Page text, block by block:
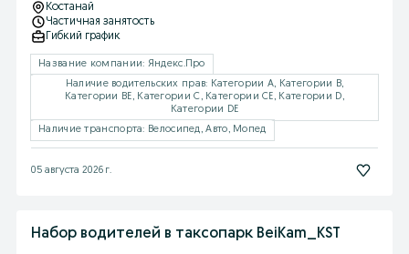
Костанай
Частичная занятость
Гибкий график
Название компании: Яндекс.Про
Наличие водительских прав: Категории A, Категории B,
Категории BE, Категории C, Категории CE, Категории D,
Категории DE
Наличие транспорта: Велосипед, Авто, Мопед
05 августа 2026 г.
Набор водителей в таксопарк BeiKam_KST